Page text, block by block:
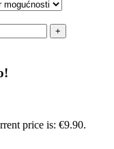
price is: €9.90.